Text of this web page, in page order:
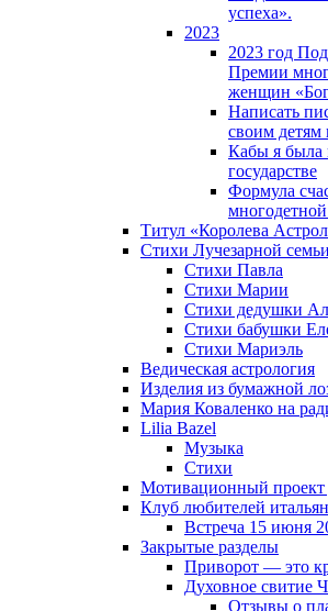
успеха».
2023
2023 год
Премии
женщин
Написать
своим детям
Кабы я была
государстве
Формула
Титул «Королева
Стихи Лучезарной семьи
Стихи Павла
Стихи Марии
Стихи дедушки
Стихи бабушки
Стихи Мариэль
Ведическая астрология
Изделия из бумажной
Мария Коваленко на
Lilia Bazel
Музыка
Cтихи
Мотивационный проект
Клуб любителей
Встреча 15 июня
Закрытые разделы
Приворот — это
Духовное свитие
Отзывы о